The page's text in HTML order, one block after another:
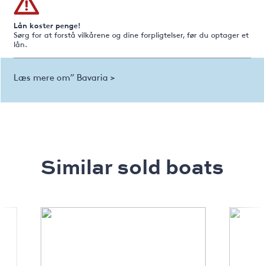
Lån koster penge!
Sørg for at forstå vilkårene og dine forpligtelser, før du optager et
lån.
Læs mere om” Bavaria >
Similar sold boats